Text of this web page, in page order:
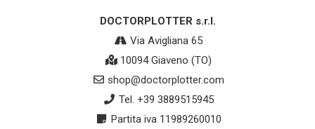
DOCTORPLOTTER s.r.l.
Via Avigliana 65
10094 Giaveno (TO)
shop@doctorplotter.com
Tel. +39 3889515945
Partita iva 11989260010